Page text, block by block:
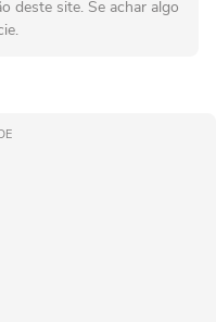
deste site. Se achar algo